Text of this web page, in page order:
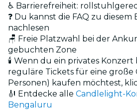
♿ Barrierefreiheit:
❓ Du kannst die FAQ zu diesem
nachlesen
🪑 Freie Platzwahl bei der
gebuchten Zone
🕯️ Wenn du ein privates
reguläre Tickets für eine große
Personen) kaufen möchtest,
🎻 Entdecke alle Candlelight-
Bengaluru